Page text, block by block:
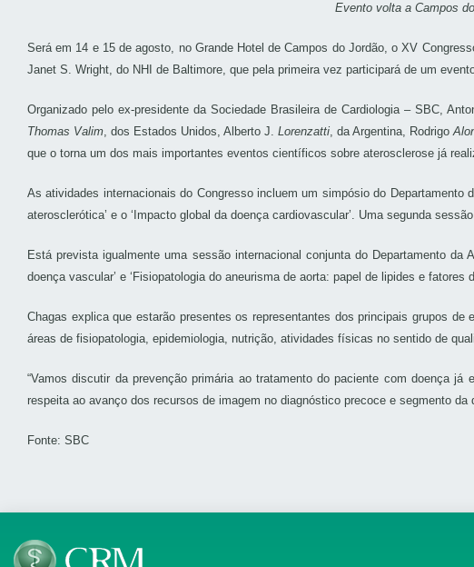
Evento volta a Campos
Será em 14 e 15 de agosto, no Grande Hotel de Campos do Jordão, o XV
Janet S. Wright, do NHI de Baltimore, que pela primeira vez participará de um
Organizado pelo ex-presidente da Sociedade Brasileira de Cardiologia – SBC,
Thomas Valim, dos Estados Unidos, Alberto J.Lorenzatti, da Argentina, Rodrigo
que o torna um dos mais importantes eventos científicos sobre aterosclerose já
As atividades internacionais do Congresso incluem um simpósio do
aterosclerótica’ e o ‘Impacto global da doença cardiovascular’. Uma segunda
Está prevista igualmente uma sessão internacional conjunta do Departamento
doença vascular’ e ‘Fisiopatologia do aneurisma de aorta: papel de lipides e
Chagas explica que estarão presentes os representantes dos principais grupos
áreas de fisiopatologia, epidemiologia, nutrição, atividades físicas no sentido de
“Vamos discutir da prevenção primária ao tratamento do paciente com doença
respeita ao avanço dos recursos de imagem no diagnóstico precoce e segmento da
Fonte: SBC